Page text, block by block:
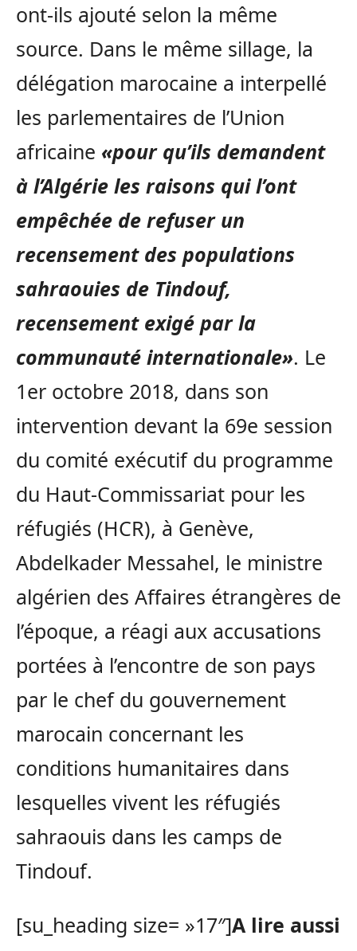
ont-ils ajouté selon la même
source. Dans le même sillage, la
délégation marocaine a interpellé
les parlementaires de l’Union
africaine «pour qu’ils demandent
à l’Algérie les raisons qui l’ont
empêchée de refuser un
recensement des populations
sahraouies de Tindouf,
recensement exigé par la
communauté internationale». Le
1er octobre 2018, dans son
intervention devant la 69e session
du comité exécutif du programme
du Haut-Commissariat pour les
réfugiés (HCR), à Genève,
Abdelkader Messahel, le ministre
algérien des Affaires étrangères de
l’époque, a réagi aux accusations
portées à l’encontre de son pays
par le chef du gouvernement
marocain concernant les
conditions humanitaires dans
lesquelles vivent les réfugiés
sahraouis dans les camps de
Tindouf.
[su_heading size= »17″]A lire aussi